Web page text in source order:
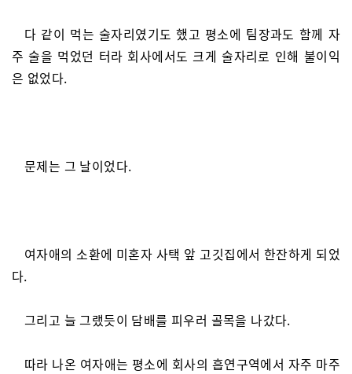
다 같이 먹는 술자리였기도 했고 평소에 팀장과도 함께 자
주 술을 먹었던 터라 회사에서도 크게 술자리로 인해 불이익
은 없었다.
문제는 그 날이었다.
여자애의 소환에 미혼자 사택 앞 고깃집에서 한잔하게 되었
다.
그리고 늘 그랬듯이 담배를 피우러 골목을 나갔다.
따라 나온 여자애는 평소에 회사의 흡연구역에서 자주 마주